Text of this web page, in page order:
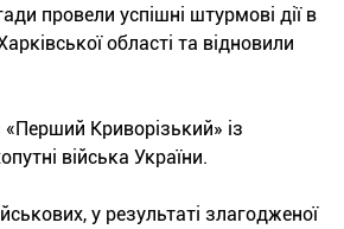
провели успішні штурмові дії в
області та відновили
Криворізький» із
війська України.
у результаті злагодженої